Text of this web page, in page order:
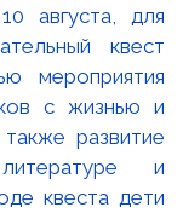
августа, для
квест
мероприятия
с жизнью и
развитие
и
квеста дети